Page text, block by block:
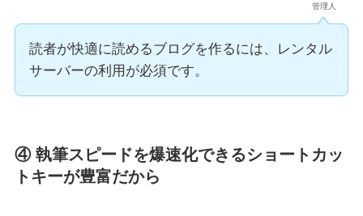
管理人
読者が快適に読めるブログを作るには、レンタル
サーバーの利用が必須です。
④ 執筆スピードを爆速化できるショートカッ
トキーが豊富だから